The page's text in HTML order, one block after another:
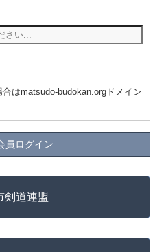
はmatsudo-budokan.orgドメイン
員ログイン
剣道連盟